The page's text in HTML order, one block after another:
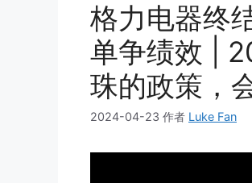
格力电器终
单争绩效 |
珠的政策，
2024-04-23 作者 Luke Fan